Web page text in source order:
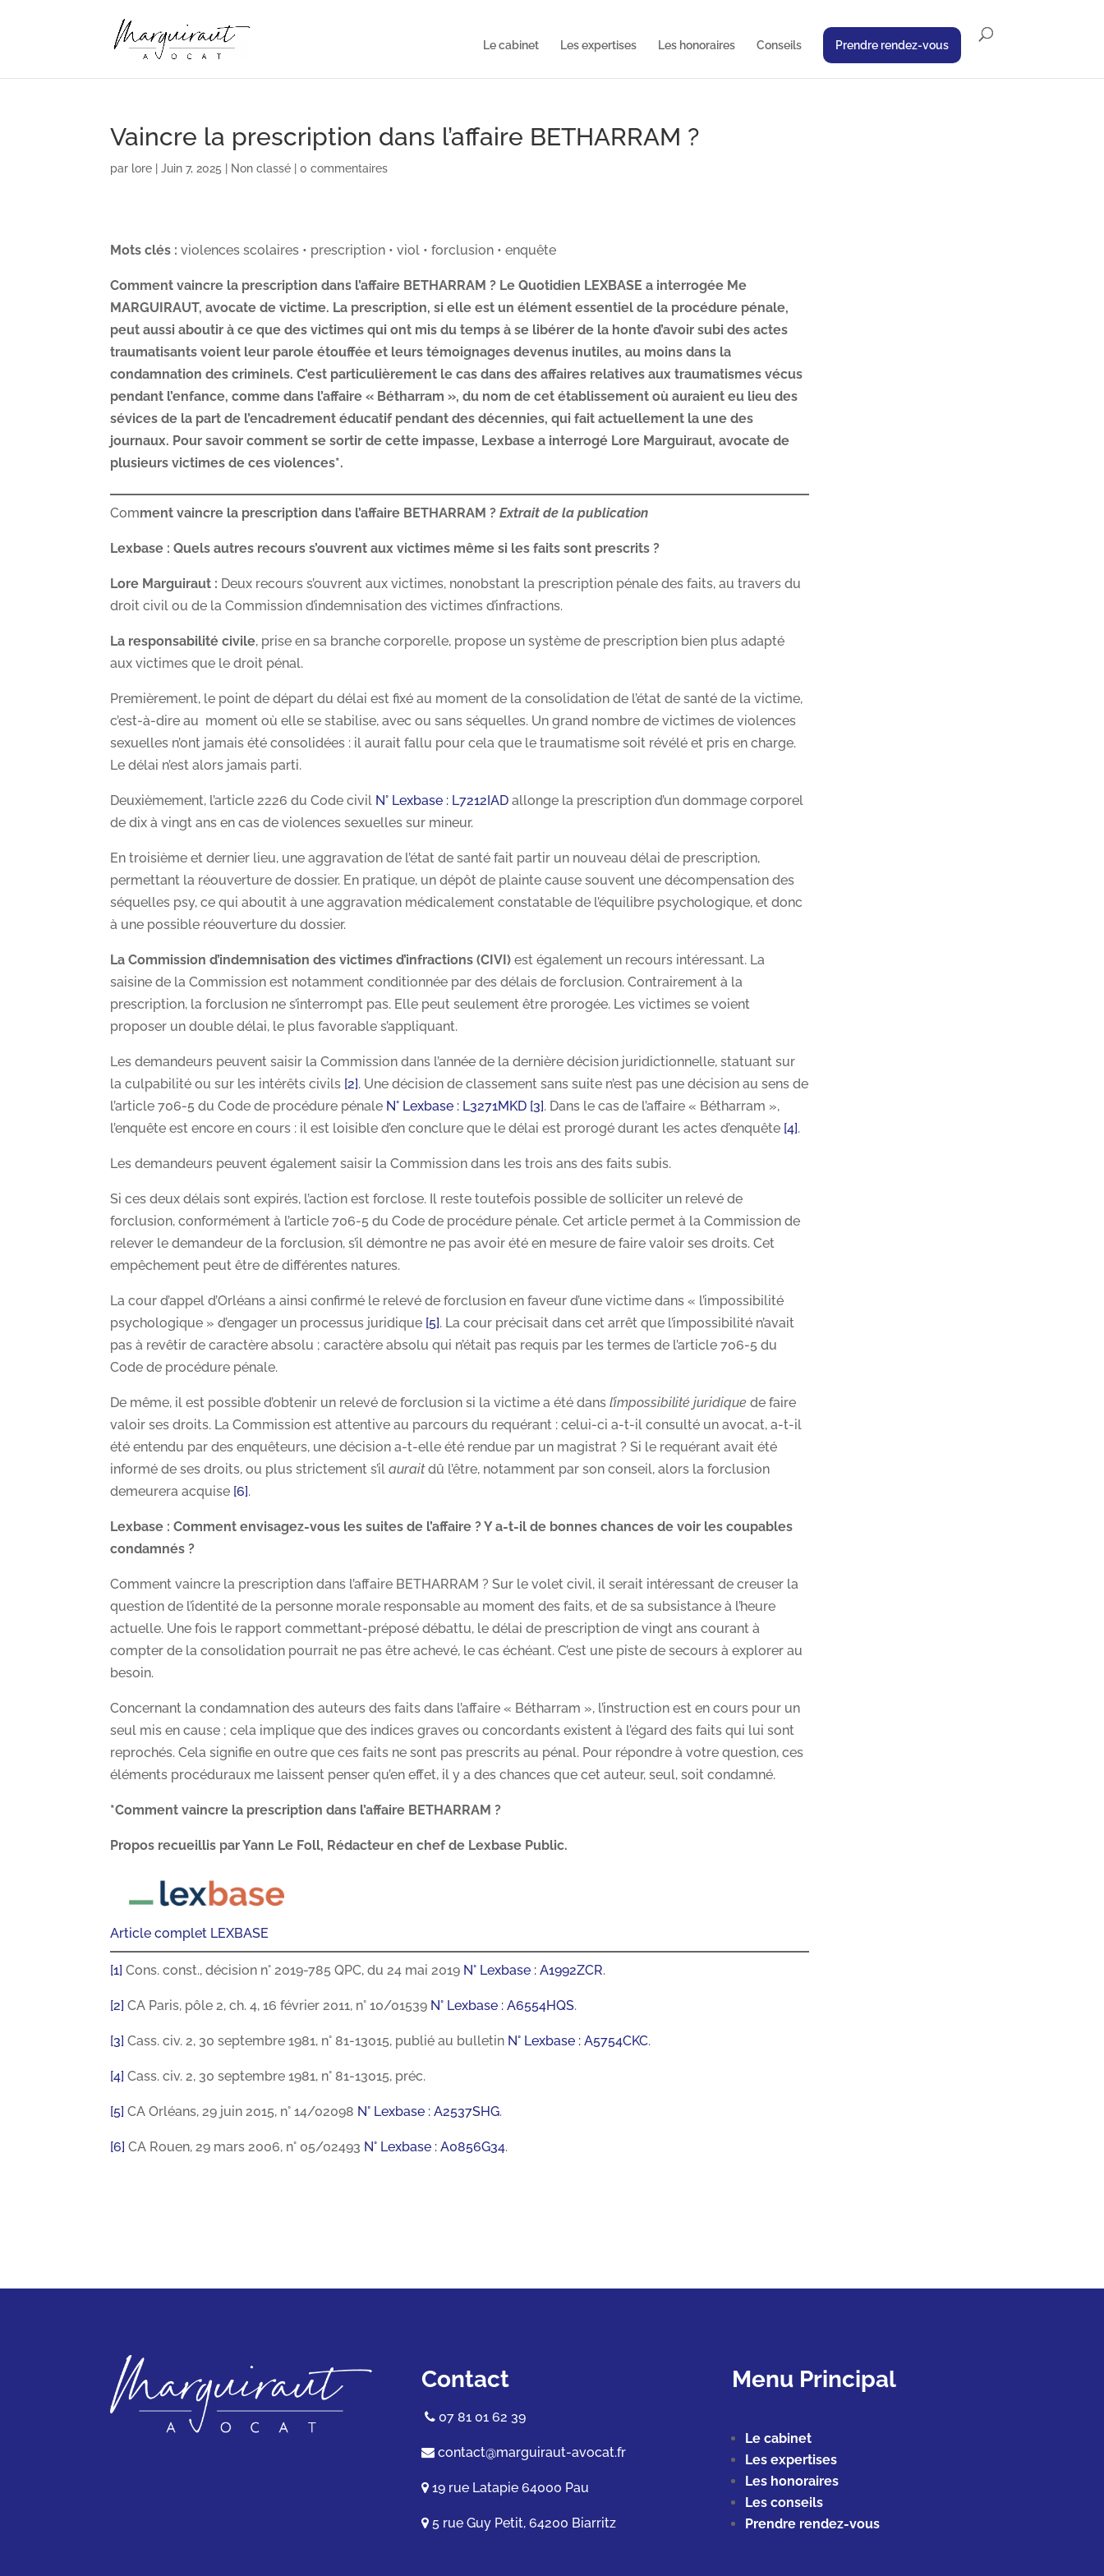
Le cabinet Les expertises Les honoraires Conseils Prendre rendez-vous
Vaincre la prescription dans l’affaire BETHARRAM ?
par lore |Juin 7, 2025 Non classé |0 commentaires
Mots clés :violences scolaires • prescription • viol • forclusion • enquête
Comment vaincre la prescription dans l’affaire BETHARRAM ? Le Quotidien LEXBASE a interrogée Me
MARGUIRAUT, avocate de victime. La prescription, si elle est un élément essentiel de la procédure pénale,
peut aussi aboutir à ce que des victimes qui ont mis du temps à se libérer de la honte d’avoir subi des actes
traumatisants voient leur parole étouffée et leurs témoignages devenus inutiles, au moins dans la
condamnation des criminels. C’est particulièrement le cas dans des affaires relatives aux traumatismes vécus
pendant l’enfance, comme dans l’affaire « Bétharram », du nom de cet établissement où auraient eu lieu des
sévices de la part de l’encadrement éducatif pendant des décennies, qui fait actuellement la une des
journaux. Pour savoir comment se sortir de cette impasse, Lexbase a interrogé Lore Marguiraut, avocate de
plusieurs victimes de ces violences*.
Comment vaincre la prescription dans l’affaire BETHARRAM ?Extrait de la publication
Lexbase : Quels autres recours s’ouvrent aux victimes même si les faits sont prescrits ?
Lore Marguiraut : Deux recours s’ouvrent aux victimes, nonobstant la prescription pénale des faits, au travers du
droit civil ou de la Commission d’indemnisation des victimes d’infractions.
La responsabilité civile, prise en sa branche corporelle, propose un système de prescription bien plus adapté
aux victimes que le droit pénal.
Premièrement, le point de départ du délai est fixé au moment de la consolidation de l’état de santé de la victime,
c’est-à-dire au moment où elle se stabilise, avec ou sans séquelles. Un grand nombre de victimes de violences
sexuelles n’ont jamais été consolidées : il aurait fallu pour cela que le traumatisme soit révélé et pris en charge.
Le délai n’est alors jamais parti.
Deuxièmement, l’article 2226 du Code civil N° Lexbase : L7212IAD allonge la prescription d’un dommage corporel
de dix à vingt ans en cas de violences sexuelles sur mineur.
En troisième et dernier lieu, une aggravation de l’état de santé fait partir un nouveau délai de prescription,
permettant la réouverture de dossier. En pratique, un dépôt de plainte cause souvent une décompensation des
séquelles psy, ce qui aboutit à une aggravation médicalement constatable de l’équilibre psychologique, et donc
à une possible réouverture du dossier.
La Commission d’indemnisation des victimes d’infractions (CIVI) est également un recours intéressant. La
saisine de la Commission est notamment conditionnée par des délais de forclusion. Contrairement à la
prescription, la forclusion ne s’interrompt pas. Elle peut seulement être prorogée. Les victimes se voient
proposer un double délai, le plus favorable s’appliquant.
Les demandeurs peuvent saisir la Commission dans l’année de la dernière décision juridictionnelle, statuant sur
la culpabilité ou sur les intérêts civils [2]. Une décision de classement sans suite n’est pas une décision au sens de
l’article 706-5 du Code de procédure pénale N° Lexbase : L3271MKD [3]. Dans le cas de l’affaire « Bétharram »,
l’enquête est encore en cours : il est loisible d’en conclure que le délai est prorogé durant les actes d’enquête [4].
Les demandeurs peuvent également saisir la Commission dans les trois ans des faits subis.
Si ces deux délais sont expirés, l’action est forclose. Il reste toutefois possible de solliciter un relevé de
forclusion, conformément à l’article 706-5 du Code de procédure pénale. Cet article permet à la Commission de
relever le demandeur de la forclusion, s’il démontre ne pas avoir été en mesure de faire valoir ses droits. Cet
empêchement peut être de différentes natures.
La cour d’appel d’Orléans a ainsi confirmé le relevé de forclusion en faveur d’une victime dans « l’impossibilité
psychologique » d’engager un processus juridique [5]. La cour précisait dans cet arrêt que l’impossibilité n’avait
pas à revêtir de caractère absolu ; caractère absolu qui n’était pas requis par les termes de l’article 706-5 du
Code de procédure pénale.
De même, il est possible d’obtenir un relevé de forclusion si la victime a été dansl’impossibilité juridique de faire
valoir ses droits. La Commission est attentive au parcours du requérant : celui-ci a-t-il consulté un avocat, a-t-il
été entendu par des enquêteurs, une décision a-t-elle été rendue par un magistrat ? Si le requérant avait été
informé de ses droits, ou plus strictement s’ilauraitdû l’être, notamment par son conseil, alors la forclusion
demeurera acquise [6].
Lexbase : Comment envisagez-vous les suites de l’affaire ? Y a-t-il de bonnes chances de voir les coupables
condamnés ?
Comment vaincre la prescription dans l’affaire BETHARRAM ? Sur le volet civil, il serait intéressant de creuser la
question de l’identité de la personne morale responsable au moment des faits, et de sa subsistance à l’heure
actuelle. Une fois le rapport commettant-préposé débattu, le délai de prescription de vingt ans courant à
compter de la consolidation pourrait ne pas être achevé, le cas échéant. C’est une piste de secours à explorer au
besoin.
Concernant la condamnation des auteurs des faits dans l’affaire « Bétharram », l’instruction est en cours pour un
seul mis en cause ; cela implique que des indices graves ou concordants existent à l’égard des faits qui lui sont
reprochés. Cela signifie en outre que ces faits ne sont pas prescrits au pénal. Pour répondre à votre question, ces
éléments procéduraux me laissent penser qu’en effet, il y a des chances que cet auteur, seul, soit condamné.
*Comment vaincre la prescription dans l’affaire BETHARRAM ?
Propos recueillis par Yann Le Foll, Rédacteur en chef de Lexbase Public.
Article complet LEXBASE
[1] Cons. const., décision n° 2019-785 QPC, du 24 mai 2019 N° Lexbase : A1992ZCR.
[2] CA Paris, pôle 2, ch. 4, 16 février 2011, n° 10/01539 N° Lexbase : A6554HQS.
[3] Cass. civ. 2, 30 septembre 1981, n° 81-13015, publié au bulletin N° Lexbase : A5754CKC.
[4] Cass. civ. 2, 30 septembre 1981, n° 81-13015, préc.
[5] CA Orléans, 29 juin 2015, n° 14/02098 N° Lexbase : A2537SHG.
[6] CA Rouen, 29 mars 2006, n° 05/02493 N° Lexbase : A0856G34.
Contact
07 81 01 62 39
contact@marguiraut-avocat.fr
19 rue Latapie 64000 Pau
5 rue Guy Petit, 64200 Biarritz
Menu Principal
Le cabinet
Les expertises
Les honoraires
Les conseils
Prendre rendez-vous